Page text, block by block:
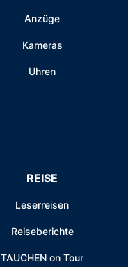
Anzüge
Kameras
Uhren
REISE
Leserreisen
Reiseberichte
TAUCHEN on Tour